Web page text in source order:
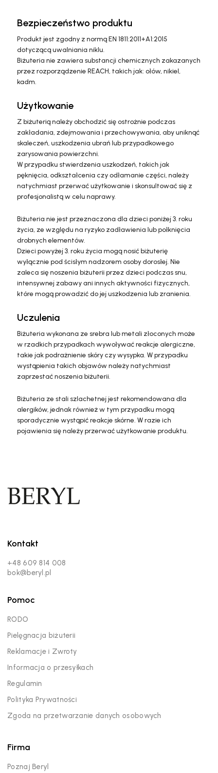
Bezpieczeństwo produktu
Produkt jest zgodny z normą EN 1811:2011+A1:2015
dotyczącą uwalniania niklu.
Biżuteria nie zawiera substancji chemicznych zakazanych
przez rozporządzenie REACH, takich jak: ołów, nikiel,
kadm.
Użytkowanie
Z biżuterią należy obchodzić się ostrożnie podczas
zakładania, zdejmowania i przechowywania, aby uniknąć
skaleczeń, uszkodzenia ubrań lub przypadkowego
zarysowania powierzchni.
W przypadku stwierdzenia uszkodzeń, takich jak
pęknięcia, odkształcenia czy odłamanie części, należy
natychmiast przerwać użytkowanie i skonsultować się z
profesjonalistą w celu naprawy.
Biżuteria nie jest przeznaczona dla dzieci poniżej 3. roku
życia, ze względu na ryzyko zadławienia lub połknięcia
drobnych elementów.
Dzieci powyżej 3. roku życia mogą nosić biżuterię
wyłącznie pod ścisłym nadzorem osoby dorosłej. Nie
zaleca się noszenia biżuterii przez dzieci podczas snu,
intensywnej zabawy ani innych aktywności fizycznych,
które mogą prowadzić do jej uszkodzenia lub zranienia.
Uczulenia
Biżuteria wykonana ze srebra lub metali złoconych może
w rzadkich przypadkach wywoływać reakcje alergiczne,
takie jak podrażnienie skóry czy wysypka. W przypadku
wystąpienia takich objawów należy natychmiast
zaprzestać noszenia biżuterii.
Biżuteria ze stali szlachetnej jest rekomendowana dla
alergików, jednak również w tym przypadku mogą
sporadycznie wystąpić reakcje skórne. W razie ich
pojawienia się należy przerwać użytkowanie produktu.
Kontakt
+48 609 814 008
bok@beryl.pl
Pomoc
RODO
Pielęgnacja biżuterii
Reklamacje i Zwroty
Informacja o przesyłkach
Regulamin
Polityka Prywatności
Zgoda na przetwarzanie danych osobowych
Firma
Poznaj Beryl